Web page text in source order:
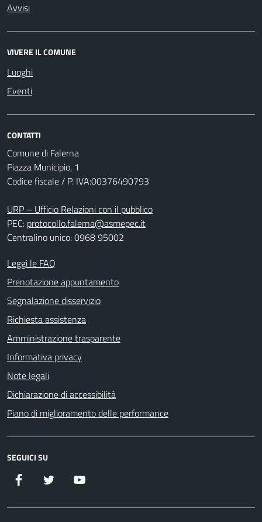
Avvisi
VIVERE IL COMUNE
Luoghi
Eventi
CONTATTI
Comune di Falerna
Piazza Municipio, 1
Codice fiscale / P. IVA:00376490793
URP – Ufficio Relazioni con il pubblico
PEC: protocollo.falerna@asmepec.it
Centralino unico: 0968 95002
Leggi le FAQ
Prenotazione appuntamento
Segnalazione disservizio
Richiesta assistenza
Amministrazione trasparente
Informativa privacy
Note legali
Dichiarazione di accessibilità
Piano di miglioramento delle performance
SEGUICI SU
Facebook Twitter